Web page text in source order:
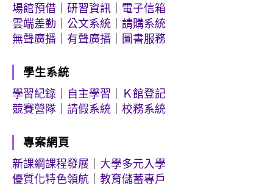
場館預借
研習資訊
電子信箱
雲端差勤
公文系統
請購系統
無聲廣播
有聲廣播 圖書服務
學生系統
學習紀錄
自主學習
Ｋ館登記
競賽營隊
請假系統 校務系統
專案網頁
新課綱課程發展
大學多元入學
優質化特色領航
教育儲蓄專戶